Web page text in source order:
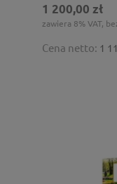
1 200,00 zł
zawiera 8% VAT,
Cena netto: 1